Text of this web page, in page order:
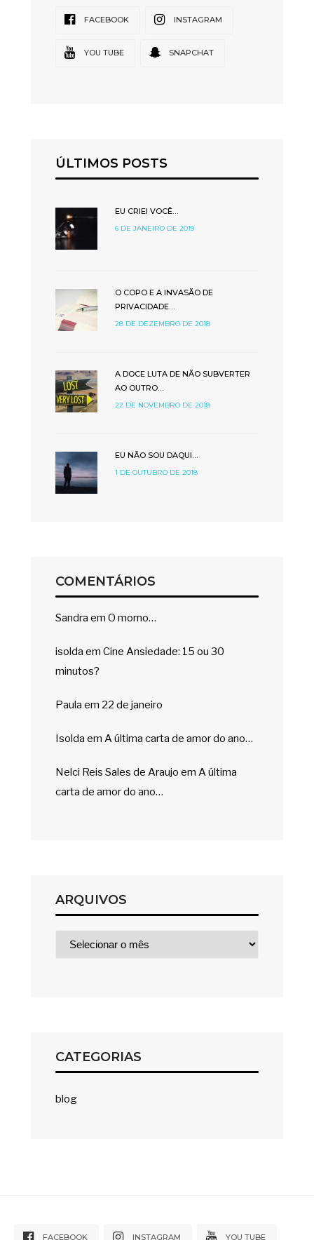
FACEBOOK INSTAGRAM
YOU TUBE SNAPCHAT
ÚLTIMOS POSTS
EU CRIEI VOCÊ…
6 DE JANEIRO DE 2019
O COPO E A INVASÃO DE
PRIVACIDADE…
28 DE DEZEMBRO DE 2018
A DOCE LUTA DE NÃO SUBVERTER
AO OUTRO…
22 DE NOVEMBRO DE 2018
EU NÃO SOU DAQUI…
1 DE OUTUBRO DE 2018
COMENTÁRIOS
Sandra em O morno…
isolda em Cine Ansiedade: 15 ou 30
minutos?
Paula em 22 de janeiro
Isolda em A última carta de amor do ano…
Nelci Reis Sales de Araujo em A última
carta de amor do ano…
ARQUIVOS
CATEGORIAS
blog
FACEBOOK INSTAGRAM YOU TUBE